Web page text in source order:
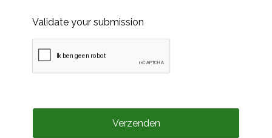
Validate your submission
Verzenden